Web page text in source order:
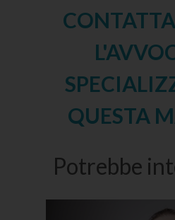
QUESTA
Potrebbe